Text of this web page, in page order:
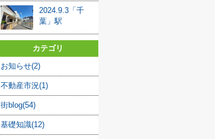
2024.9.3「千
葉」駅
カテゴリ
お知らせ(2)
不動産市況(1)
街blog(54)
基礎知識(12)